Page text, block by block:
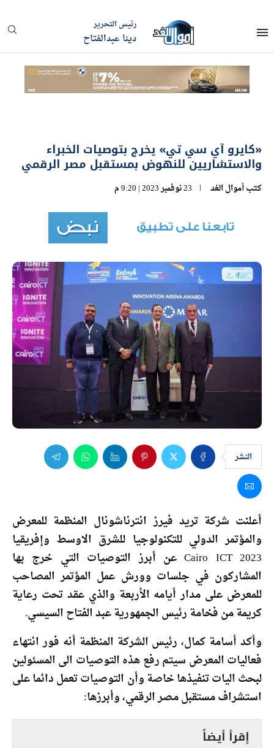
رئيس التحرير
دينا عبدالفتاح
«كايرو آي سي تي» يخرج بتوصيات الخبراء
والاستشاريين للنهوض بمستقبل مصر الرقمي
كتبأموال الغد 23 نوفمبر 2023 | 9:20 م
النشر
أعلنت شركة تريد فيرز انترناشونال المنظمة للمعرض
والمؤتمر الدولي للتكنولوجيا للشرق الاوسط وإفريقيا
Cairo ICT 2023 عن أبرز التوصيات التي خرج بها
المشاركون في جلسات وورش عمل المؤتمر المصاحب
للمعرض على مدار أيامه الأربعة والذي عقد تحت رعاية
كريمة من فخامة رئيس الجمهورية عبد الفتاح السيسي.
وأكد أسامة كمال، رئيس الشركة المنظمة أنه فور انتهاء
فعاليات المعرض سيتم رفع هذه التوصيات الى المسئولين
لبحث اليات تنفيذها خاصة وأن التوصيات تعمل دائما على
استشراف مستقبل مصر الرقمي، وأبرزها:
إقرأ أيضاً